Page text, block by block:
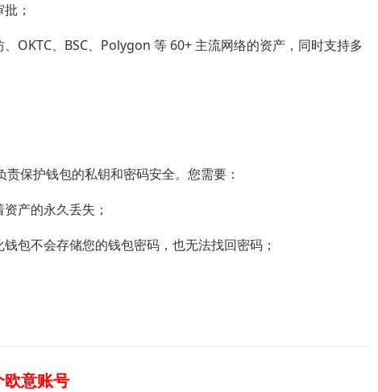
；
OKTC、BSC、Polygon 等 60+ 主流网络的资产，同时支持多
保护钱包的私钥和密码安全。您需要：
产的永久丢失；
包不会存储您的钱包密码，也无法找回密码；
意账号